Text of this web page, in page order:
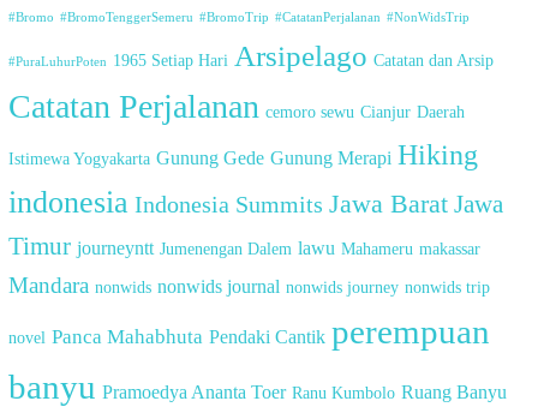
#Bromo #BromoTenggerSemeru #BromoTrip #CatatanPerjalanan #NonWidsTrip
#PuraLuhurPoten 1965 Setiap Hari Arsipelago Catatan dan Arsip
Catatan Perjalanan cemoro sewu Cianjur Daerah
Istimewa Yogyakarta Gunung Gede Gunung Merapi Hiking
indonesia Indonesia Summits Jawa Barat Jawa
Timur journeyntt Jumenengan Dalem lawu Mahameru makassar
Mandara nonwids nonwids journal nonwids journey nonwids trip
novel Panca Mahabhuta Pendaki Cantik perempuan
banyu Pramoedya Ananta Toer Ranu Kumbolo Ruang Banyu